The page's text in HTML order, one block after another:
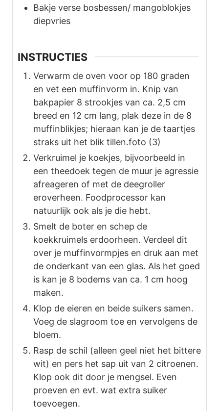
Bakje verse bosbessen/ mangoblokjes
diepvries
INSTRUCTIES
Verwarm de oven voor op 180 graden
en vet een muffinvorm in. Knip van
bakpapier 8 strookjes van ca. 2,5 cm
breed en 12 cm lang, plak deze in de 8
muffinblikjes; hieraan kan je de taartjes
straks uit het blik tillen.foto (3)
Verkruimel je koekjes, bijvoorbeeld in
een theedoek tegen de muur je agressie
afreageren of met de deegroller
eroverheen. Foodprocessor kan
natuurlijk ook als je die hebt.
Smelt de boter en schep de
koekkruimels erdoorheen. Verdeel dit
over je muffinvormpjes en druk aan met
de onderkant van een glas. Als het goed
is kan je 8 bodems van ca. 1 cm hoog
maken.
Klop de eieren en beide suikers samen.
Voeg de slagroom toe en vervolgens de
bloem.
Rasp de schil (alleen geel niet het bittere
wit) en pers het sap uit van 2 citroenen.
Klop ook dit door je mengsel. Even
proeven en evt. wat extra suiker
toevoegen.